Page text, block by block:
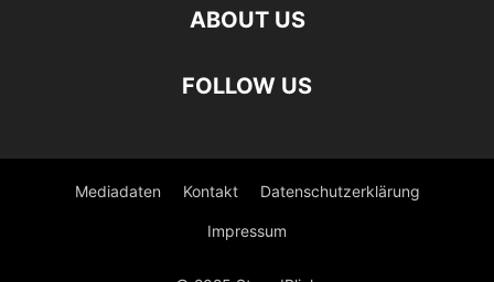
ABOUT US
FOLLOW US
Mediadaten Kontakt Datenschutzerklärung
Impressum